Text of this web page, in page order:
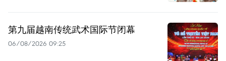
第九届越南传统武术国际节闭幕
06/08/2026 09:25